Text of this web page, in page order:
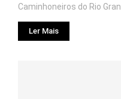
Caminhoneiros do Rio
Ler Mais